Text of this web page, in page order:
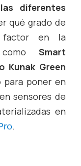
diferentes
qué grado de
factor en la
Smart
Kunak Green
para poner en
sensores de
en
.